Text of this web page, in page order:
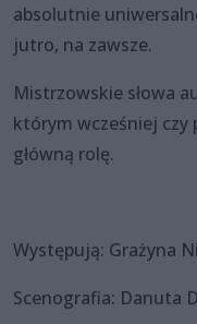
absolutnie
jutro, na zawsze.
Mistrzowskie słowa
którym wcześniej czy
główną rolę.
Występują: Grażyna
Scenografia: Danuta